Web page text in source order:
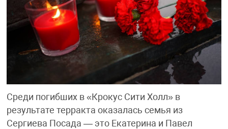
Среди погибших в «Крокус Сити Холл» в
результате терракта оказалась семья из
Сергиева Посада — это Екатерина и Павел